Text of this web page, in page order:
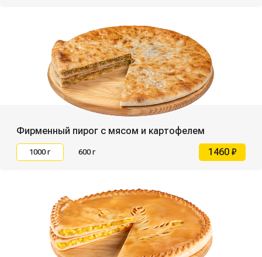
Фирменный пирог с мясом и картофелем
1000 г 600 г 1460 ₽